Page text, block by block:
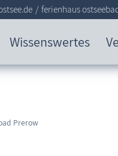
Wissenswertes
ferienhaus
Prerow